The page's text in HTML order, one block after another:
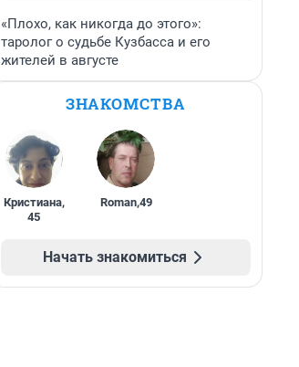
«Плохо, как никогда до этого»:
таролог о судьбе Кузбасса и его
жителей в августе
ЗНАКОМСТВА
Кристиана,
45
Roman,49
Начать знакомиться